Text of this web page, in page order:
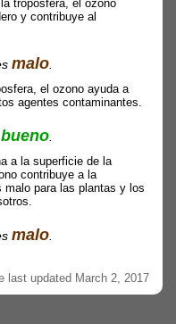
troposfera, el ozono
y contribuye al
malo
el ozono ayuda a
agentes contaminantes.
bueno
a la superficie de la
contribuye a la
malo para las plantas y los
malo
last updated March 2, 2017